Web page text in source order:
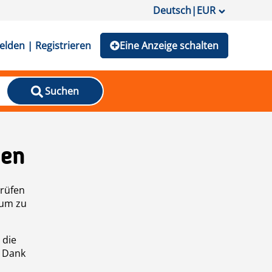
Deutsch|EUR
| Registrieren Eine Anzeige schalten
Suchen
zu
die